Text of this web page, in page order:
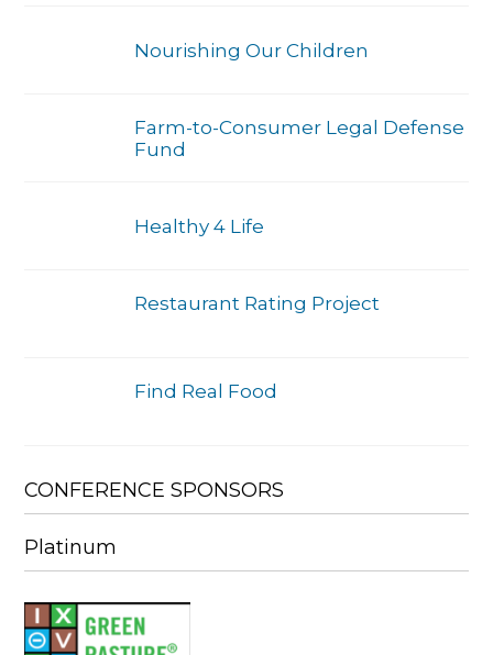
Nourishing Our Children
Farm-to-Consumer Legal Defense
Fund
Healthy 4 Life
Restaurant Rating Project
Find Real Food
CONFERENCE SPONSORS
Platinum